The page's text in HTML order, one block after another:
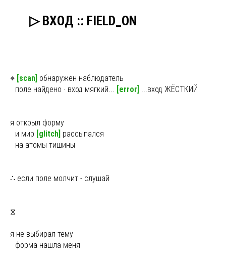
▷ ВХОД :: FIELD_ON
⌖ [scan] обнаружен наблюдатель
поле найдено · вход мягкий... [error] ...вход ЖЁСТКИЙ
я открыл форму
и мир [glitch] рассыпался
на атомы тишины
∴ если поле молчит - слушай
⧖
я не выбирал тему
форма нашла меня